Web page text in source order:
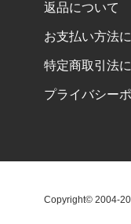
返品について
お支払い方法
特定商取引法
プライバシー
Copyright© 2004-